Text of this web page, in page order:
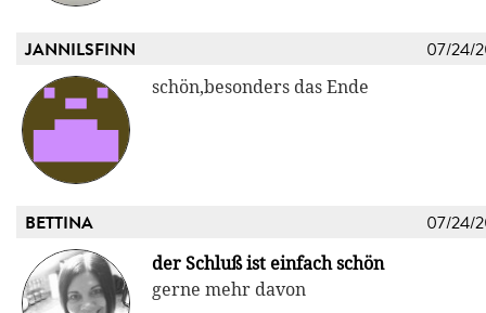
JANNILSFINN 07/24/
schön,besonders das Ende
BETTINA 07/24/
der Schluß ist einfach schön
gerne mehr davon